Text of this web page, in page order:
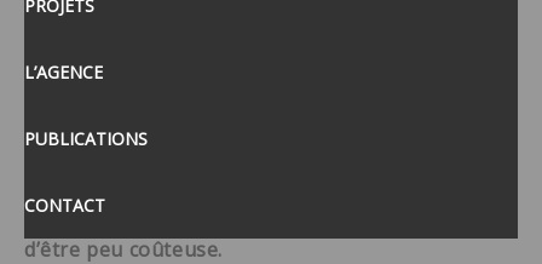
PROJETS
L’AGENCE
PUBLICATIONS
CONTACT
Communes Saint-Méen-Montauban a décidé
d’offrir aux entreprises d’Ille et Vilaine et des
pour un loyer modéré sur la commune de
La construction de cet atelier relais se devait donc
d’être peu coûteuse.